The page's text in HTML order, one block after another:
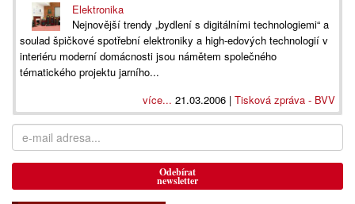
Elektronika
Nejnovější trendy „bydlení s digitálními technologiemi“ a
soulad špičkové spotřební elektroniky a high-edových technologií v
interiéru moderní domácnosti jsou námětem společného
tématického projektu jarního...
více... 21.03.2006 | Tisková zpráva - BVV
Odebírat
newsletter